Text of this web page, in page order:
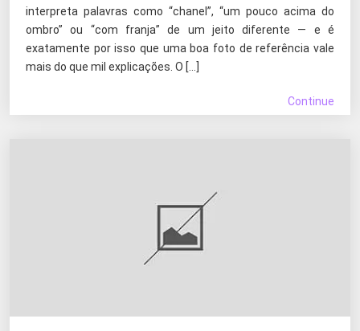
interpreta palavras como “chanel”, “um pouco acima do
ombro” ou “com franja” de um jeito diferente — e é
exatamente por isso que uma boa foto de referência vale
mais do que mil explicações. O […]
Continue